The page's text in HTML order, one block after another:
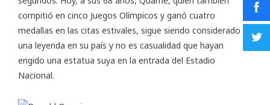
compitió en cinco Juegos Olímpicos y ganó cuatro
medallas en las citas estivales, sigue siendo considerado
una leyenda en su país y no es casualidad que hayan
erigido una estatua suya en la entrada del Estadio
Nacional.